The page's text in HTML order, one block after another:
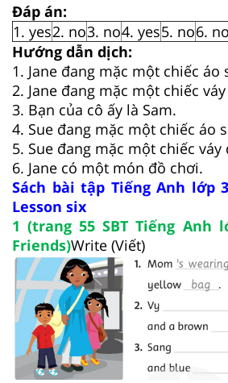
Đáp án:
1. yes2. no3. no4. yes5. no6. no
Hướng dẫn dịch:
1. Jane đang mặc một chiếc
2. Jane đang mặc một chiếc
3. Bạn của cô ấy là Sam.
4. Sue đang mặc một chiếc áo
5. Sue đang mặc một chiếc váy
6. Jane có một món đồ chơi.
Sách bài tập Tiếng Anh lớp
Lesson six
1 (trang 55 SBT Tiếng Anh
Friends)Write (Viết)